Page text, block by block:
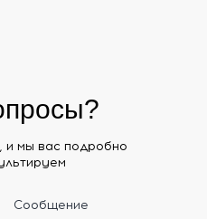
мы вас подробно
Сообщение